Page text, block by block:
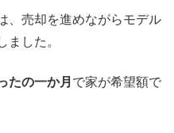
、売却を進めながらモデル
ました。
たの一か月 で家が希望額で